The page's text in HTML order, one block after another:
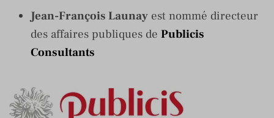
Jean-François Launay est nommé directeur
des affaires publiques de Publicis
Consultants